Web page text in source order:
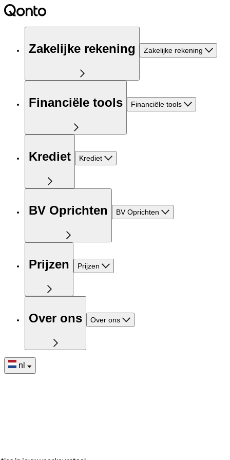
Zakelijke rekening Zakelijke rekening
Financiële tools Financiële tools
Krediet Krediet
BV Oprichten BV Oprichten
Prijzen Prijzen
Over ons Over ons
nl